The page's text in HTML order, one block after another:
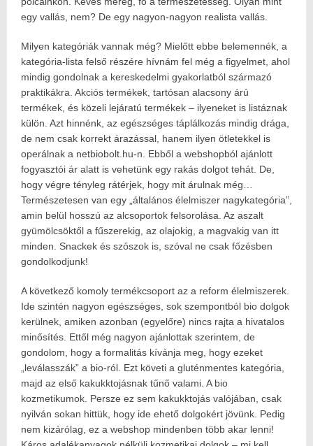
egy vallás, nem? De egy nagyon-nagyon realista vallás.
Milyen kategóriák vannak még? Mielőtt ebbe belemennék, a
kategória-lista felső részére hívnám fel még a figyelmet, ahol
mindig gondolnak a kereskedelmi gyakorlatból származó
praktikákra. Akciós termékek, tartósan alacsony árú
termékek, és közeli lejáratú termékek – ilyeneket is listáznak
külön. Azt hinnénk, az egészséges táplálkozás mindig drága,
de nem csak korrekt árazással, hanem ilyen ötletekkel is
operálnak a netbiobolt.hu-n. Ebből a webshopból ajánlott
fogyasztói ár alatt is vehetünk egy rakás dolgot tehát. De,
hogy végre tényleg rátérjek, hogy mit árulnak még…
Természetesen van egy „általános élelmiszer nagykategória”,
amin belül hosszú az alcsoportok felsorolása. Az aszalt
gyümölcsöktől a fűszerekig, az olajokig, a magvakig van itt
minden. Snackek és szószok is, szóval ne csak főzésben
gondolkodjunk!
A következő komoly termékcsoport az a reform élelmiszerek.
Ide szintén nagyon egészséges, sok szempontból bio dolgok
kerülnek, amiken azonban (egyelőre) nincs rajta a hivatalos
minősítés. Ettől még nagyon ajánlottak szerintem, de
gondolom, hogy a formalitás kívánja meg, hogy ezeket
„leválasszák” a bio-ról. Ezt követi a gluténmentes kategória,
majd az első kakukktojásnak tűnő valami. A bio
kozmetikumok. Persze ez sem kakukktojás valójában, csak
nyilván sokan hittük, hogy ide ehető dolgokért jövünk. Pedig
nem kizárólag, ez a webshop mindenben több akar lenni!